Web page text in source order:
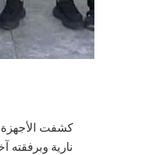
كشفت الأجهزة
نارية